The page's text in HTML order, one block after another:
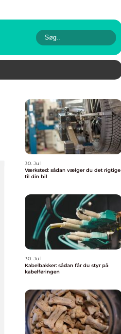
30. Jul
Værksted: sådan vælger du det rigtige
til din bil
30. Jul
Kabelbakker: sådan får du styr på
kabelføringen